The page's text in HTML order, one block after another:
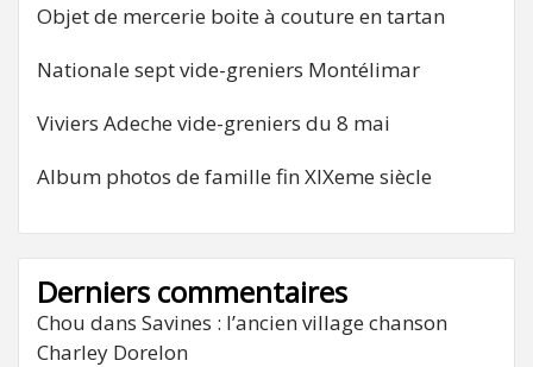
Objet de mercerie boite à couture en tartan
Nationale sept vide-greniers Montélimar
Viviers Adeche vide-greniers du 8 mai
Album photos de famille fin XIXeme siècle
Derniers commentaires
Chou dans Savines : l’ancien village chanson
Charley Dorelon